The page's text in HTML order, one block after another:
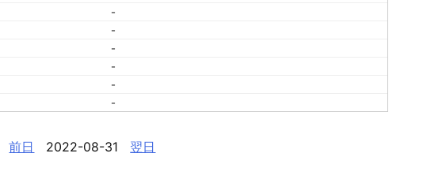
-
-
-
-
-
-
前日 2022-08-31 翌日